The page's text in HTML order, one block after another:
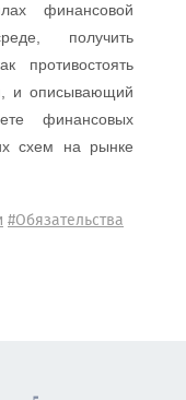
финансовой
получить
противостоять
и описывающий
финансовых
схем на рынке
#Обязательства